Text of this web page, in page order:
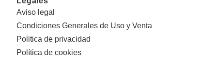
Aviso legal
Condiciones Generales de Uso y Venta
Politica de privacidad
Política de cookies